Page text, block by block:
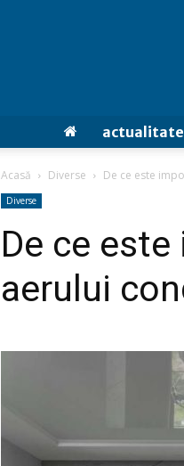
actualitate
Acasă Diverse De ce este
Diverse
De ce
aerului